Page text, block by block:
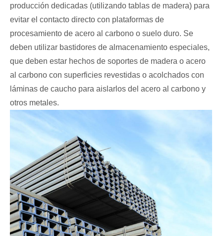
producción dedicadas (utilizando tablas de madera) para
evitar el contacto directo con plataformas de
procesamiento de acero al carbono o suelo duro. Se
deben utilizar bastidores de almacenamiento especiales,
que deben estar hechos de soportes de madera o acero
al carbono con superficies revestidas o acolchados con
láminas de caucho para aislarlos del acero al carbono y
otros metales.